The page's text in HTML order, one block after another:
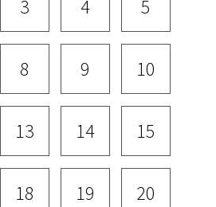
3 4 5
8 9 10
13 14 15
18 19 20